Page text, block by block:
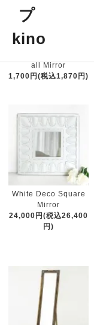
all Mirror
1,700円(税込1,870円)
White Deco Square
Mirror
24,000円(税込26,400
円)